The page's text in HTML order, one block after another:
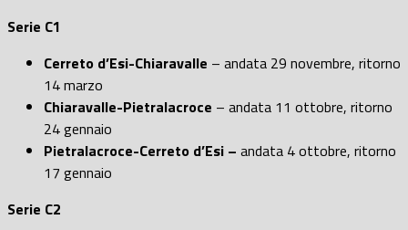
Serie C1
Cerreto d’Esi-Chiaravalle – andata 29 novembre, ritorno
14 marzo
Chiaravalle-Pietralacroce – andata 11 ottobre, ritorno
24 gennaio
Pietralacroce-Cerreto d’Esi – andata 4 ottobre, ritorno
17 gennaio
Serie C2